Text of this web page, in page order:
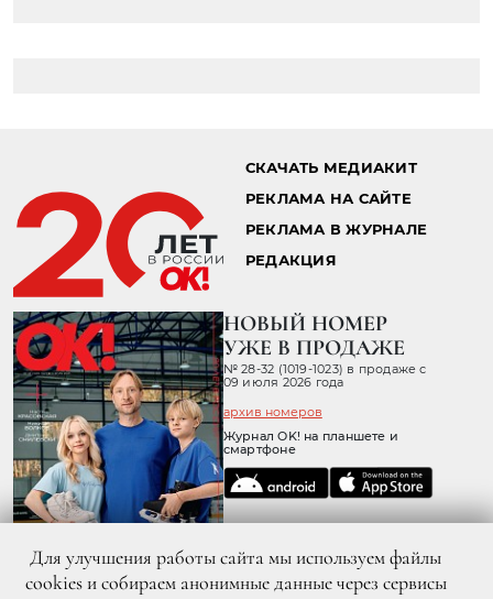
СКАЧАТЬ МЕДИАКИТ
РЕКЛАМА НА САЙТЕ
РЕКЛАМА В ЖУРНАЛЕ
РЕДАКЦИЯ
НОВЫЙ НОМЕР
УЖЕ В ПРОДАЖЕ
№ 28-32 (1019-1023) в продаже с
09 июля 2026 года
архив номеров
Журнал OK! на планшете и
смартфоне
Для улучшения работы сайта мы используем файлы
cookies и собираем анонимные данные через сервисы